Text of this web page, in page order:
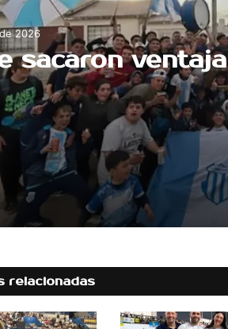
2026
sacaron ventaja
relacionadas